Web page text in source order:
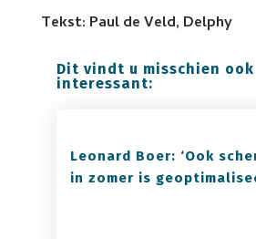
Tekst: Paul de Veld, Delphy
Dit vindt u misschien ook
interessant:
Leonard Boer: ‘Ook
in zomer is